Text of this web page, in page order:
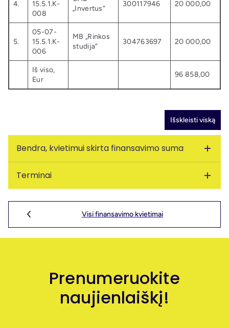
4.
15.5.1.K-
008
„Invertus“
300117946 20 000,00
5.
05-07-
15.5.1.K-
006
MB „Rinkos
studija“
304763697 20 000,00
Iš viso,
Eur
96 858,00
Išskleisti viską
Bendra, kvietimui skirta finansavimo suma
240000 Eur
Terminai
Kvietimas galioja nuo:2024-07-31 09:00:00
PĮP gali būti teikiami iki:2024-09-04 23:59:00
Visi finansavimo kvietimai
Prenumeruokite
naujienlaiškį!